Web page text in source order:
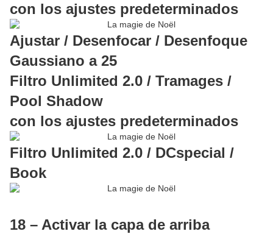
con los ajustes predeterminados
Ajustar / Desenfocar / Desenfoque
Gaussiano a 25
Filtro Unlimited 2.0 / Tramages /
Pool Shadow
con los ajustes predeterminados
Filtro Unlimited 2.0 / DCspecial /
Book
18 – Activar la capa de arriba